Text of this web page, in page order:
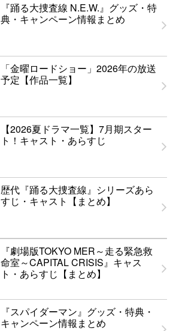
『踊る大捜査線 N.E.W.』グッズ・特
典・キャンペーン情報まとめ
「金曜ロードショー」2026年の放送
予定【作品一覧】
【2026夏ドラマ一覧】7月期スター
ト！キャスト・あらすじ
歴代『踊る大捜査線』シリーズあら
すじ・キャスト【まとめ】
『劇場版TOKYO MER～走る緊急救
命室～CAPITAL CRISIS』キャス
ト・あらすじ【まとめ】
『スパイダーマン』グッズ・特典・
キャンペーン情報まとめ